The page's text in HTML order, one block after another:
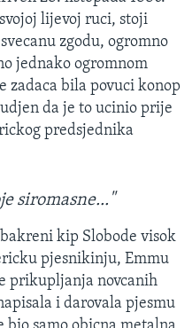
lijevoj ruci, stoji
zgodu, ogromno
jednako ogromnom
zadaca bila povuci konop
da je to ucinio prije
predsjednika
siromasne..."
kip Slobode visok
pjesnikinju, Emmu
prikupljanja novcanih
i darovala pjesmu